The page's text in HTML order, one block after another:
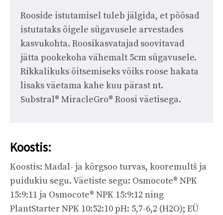
Rooside istutamisel tuleb jälgida, et põõsad
istutataks õigele sügavusele arvestades
kasvukohta. Roosikasvatajad soovitavad
jätta pookekoha vähemalt 5cm sügavusele.
Rikkalikuks õitsemiseks võiks roose hakata
lisaks väetama kahe kuu pärast nt.
Substral® MiracleGro® Roosi väetisega.
Koostis:
Koostis: Madal- ja kõrgsoo turvas, kooremultš ja
puidukiu segu. Väetiste segu: Osmocote® NPK
15:9:11 ja Osmocote® NPK 15:9:12 ning
PlantStarter NPK 10:52:10 pH: 5,7-6,2 (H2O); EÜ